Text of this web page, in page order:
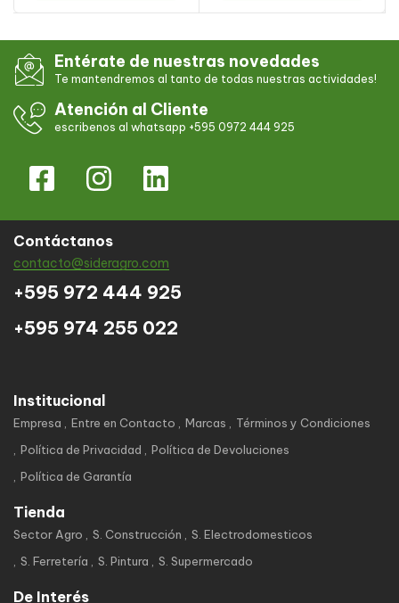
Entérate de nuestras novedades
Te mantendremos al tanto de todas nuestras actividades!
Atención al Cliente
escribenos al whatsapp +595 0972 444 925
Contáctanos
contacto@sideragro.com
+595 972 444 925
+595 974 255 022
Institucional
Empresa Entre en Contacto Marcas
Términos y Condiciones
Política de Privacidad
Política de Devoluciones
Política de Garantía
Tienda
Sector Agro S. Construcción
S. Electrodomesticos
S. Ferretería
S. Pintura S. Supermercado
De Interés